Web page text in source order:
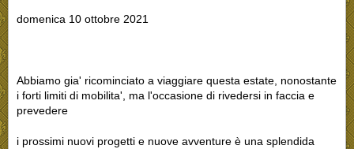
domenica 10 ottobre 2021
Abbiamo gia' ricominciato a viaggiare questa estate, nonostante
i forti limiti di mobilita', ma l'occasione di rivedersi in faccia e
prevedere
i prossimi nuovi progetti e nuove avventure è una splendida